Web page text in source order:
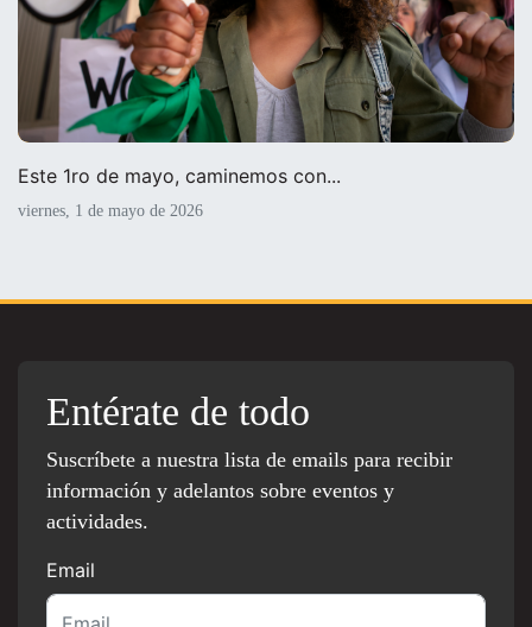
Este 1ro de mayo, caminemos con...
viernes, 1 de mayo de 2026
Entérate de todo
Suscríbete a nuestra lista de emails para recibir
información y adelantos sobre eventos y
actividades.
Email